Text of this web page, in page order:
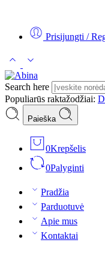
Prisijungti /
Search here
Populiarūs raktažodžiai:
Paieška
0Krepšelis
0Palyginti
Pradžia
Parduotuvė
Apie mus
Kontaktai